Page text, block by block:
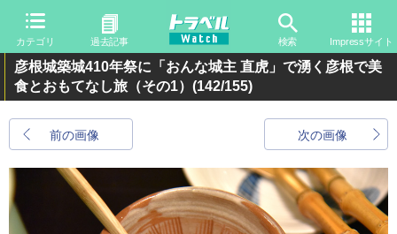
カテゴリ 過去記事 検索 Impressサイト
彦根城築城410年祭に「おんな城主 直虎」で湧く彦根で美
食とおもてなし旅（その1） (142/155)
前の画像 次の画像